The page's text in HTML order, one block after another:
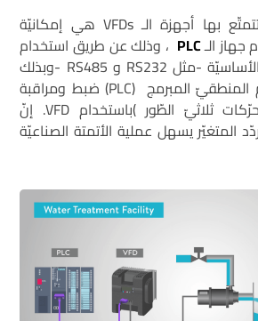
الميزة الأخرى التي تتمتّع بها أجهزة الـ VFDs هي إمكانيّة
جهاز الـPLC ، وذلك عن طريق استخدام
بروتوكولات الاتصال الأساسيّة -مثل RS232 و RS485 -وبذلك
يمكن لأجهزة التحكّم المنطقيّ المبرمج (PLC) ضبط ومراقبة
سرعة المضخّات (محرّكات ثلاثيّ الطّور )باستخدام VFD. إنّ
المتغيّر يسهل عملية الأتمتة الصناعيّة